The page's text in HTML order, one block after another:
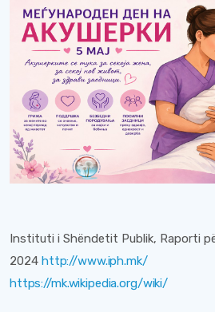
Instituti i Shëndetit Publik, Raporti
2024 http://www.iph.mk/
https://mk.wikipedia.org/wiki/